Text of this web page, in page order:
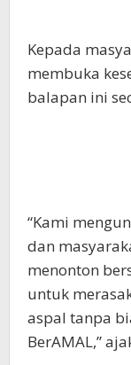
Kepada
membuka
balapan ini
“Kami
dan
menonton
untuk
aspal tanpa
BerAMAL,”